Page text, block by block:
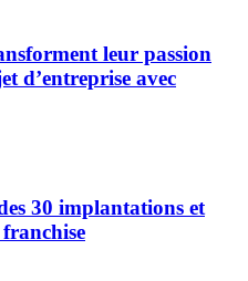
leur passion
d’entreprise avec
30 implantations et